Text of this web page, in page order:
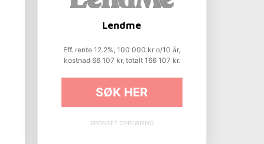
Lendme
Eff. rente 12.2%, 100 000 kr o/10 år,
kostnad 66 107 kr, totalt 166 107 kr.
SØK HER
SPONSET OPPFØRING